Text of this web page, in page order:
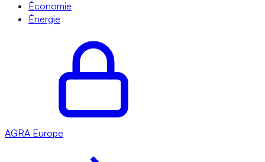
Économie
Énergie
AGRA Europe